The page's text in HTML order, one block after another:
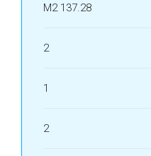
137.28 M2
2
1
2